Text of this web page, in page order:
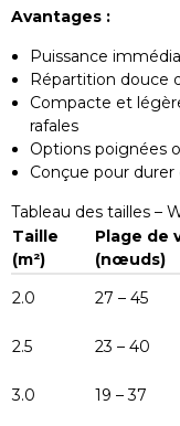
Avantages :
Puissance
Répartition douce
Compacte et
rafales
Options poignées
Conçue pour durer
Tableau des tailles –
Taille
(m²)
Plage de
(nœuds)
2.0 27 – 45
2.5
23 – 40
3.0
19 – 37